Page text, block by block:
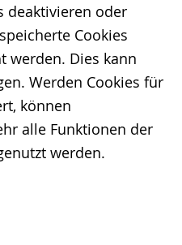
deaktivieren oder
Cookies
werden. Dies kann
Werden Cookies für
können
alle Funktionen der
werden.